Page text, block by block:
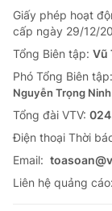
Giấy phép hoạt
cấp ngày 29/12/
Tổng Biên tập: Vũ
Phó Tổng Biên tập:
Nguyễn Trọng Ninh
Tổng đài VTV:
Ðiện thoại Thời
Email:
Liên hệ quảng cáo: